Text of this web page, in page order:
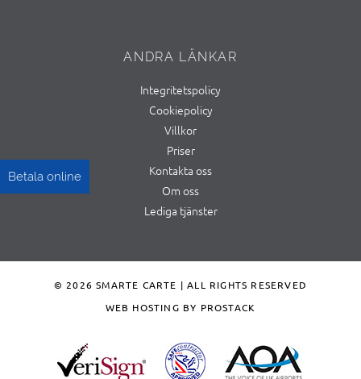
Betala online
ANDRA LÄNKAR
Integritetspolicy
Cookiepolicy
Villkor
Priser
Kontakta oss
Om oss
Lediga tjänster
© 2026 SMARTE CARTE | ALL RIGHTS RESERVED
WEB HOSTING BY PROSTACK